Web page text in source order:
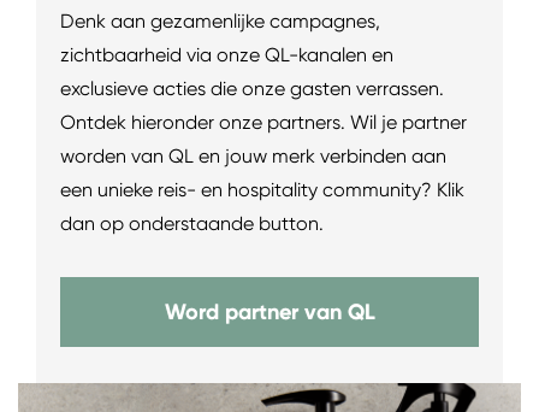
Denk aan gezamenlijke campagnes,
zichtbaarheid via onze QL-kanalen en
exclusieve acties die onze gasten verrassen.
Ontdek hieronder onze partners. Wil je partner
worden van QL en jouw merk verbinden aan
een unieke reis- en hospitality community? Klik
dan op onderstaande button.
Word partner van QL